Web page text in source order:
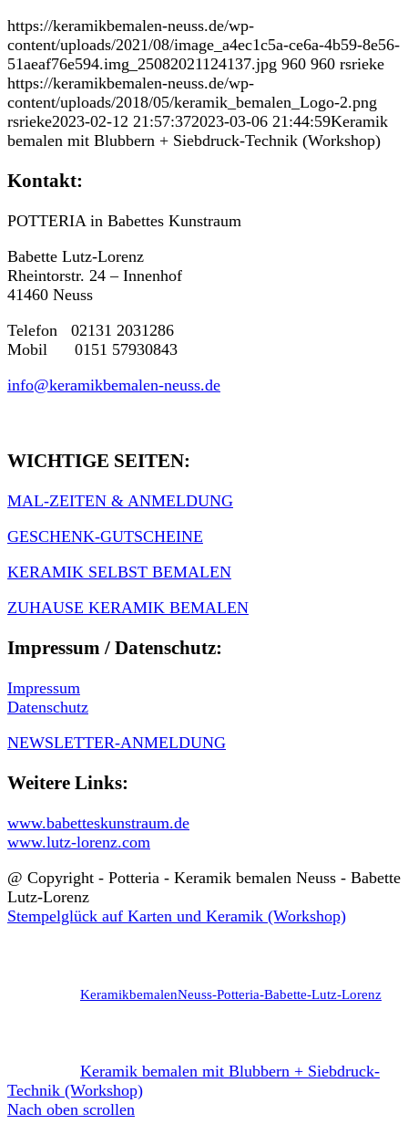
https://keramikbemalen-neuss.de/wp-
content/uploads/2021/08/image_a4ec1c5a-ce6a-4b59-8e56-
51aeaf76e594.img_25082021124137.jpg 960 960 rsrieke
https://keramikbemalen-neuss.de/wp-
content/uploads/2018/05/keramik_bemalen_Logo-2.png
rsrieke2023-02-12 21:57:372023-03-06 21:44:59Keramik
bemalen mit Blubbern + Siebdruck-Technik (Workshop)
Kontakt:
POTTERIA in Babettes Kunstraum
Babette Lutz-Lorenz
Rheintorstr. 24 – Innenhof
41460 Neuss
Telefon 02131 2031286
Mobil 0151 57930843
info@keramikbemalen-neuss.de
WICHTIGE SEITEN:
MAL-ZEITEN & ANMELDUNG
GESCHENK-GUTSCHEINE
KERAMIK SELBST BEMALEN
ZUHAUSE KERAMIK BEMALEN
Impressum / Datenschutz:
Impressum
Datenschutz
NEWSLETTER-ANMELDUNG
Weitere Links:
www.babetteskunstraum.de
www.lutz-lorenz.com
@ Copyright - Potteria - Keramik bemalen Neuss - Babette
Lutz-Lorenz
Stempelglück auf Karten und Keramik (Workshop)
KeramikbemalenNeuss-Potteria-Babette-Lutz-Lorenz
Keramik bemalen mit Blubbern + Siebdruck-
Technik (Workshop)
Nach oben scrollen